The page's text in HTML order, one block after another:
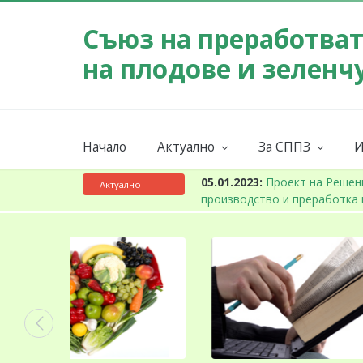
Съюз на
на плодове и
Начало Актуално За СППЗ
Актуално
съвет за одобряване на проект на Закон за